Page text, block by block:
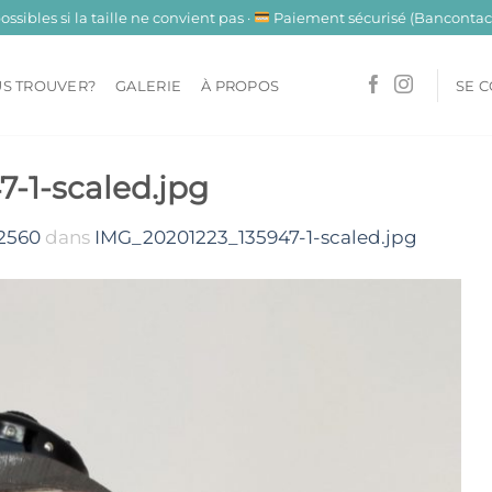
si la taille ne convient pas · Paiement sécurisé
TROUVER? GALERIE À PROPOS SE
1-scaled.jpg
dans IMG_20201223_135947-1-scaled.jpg